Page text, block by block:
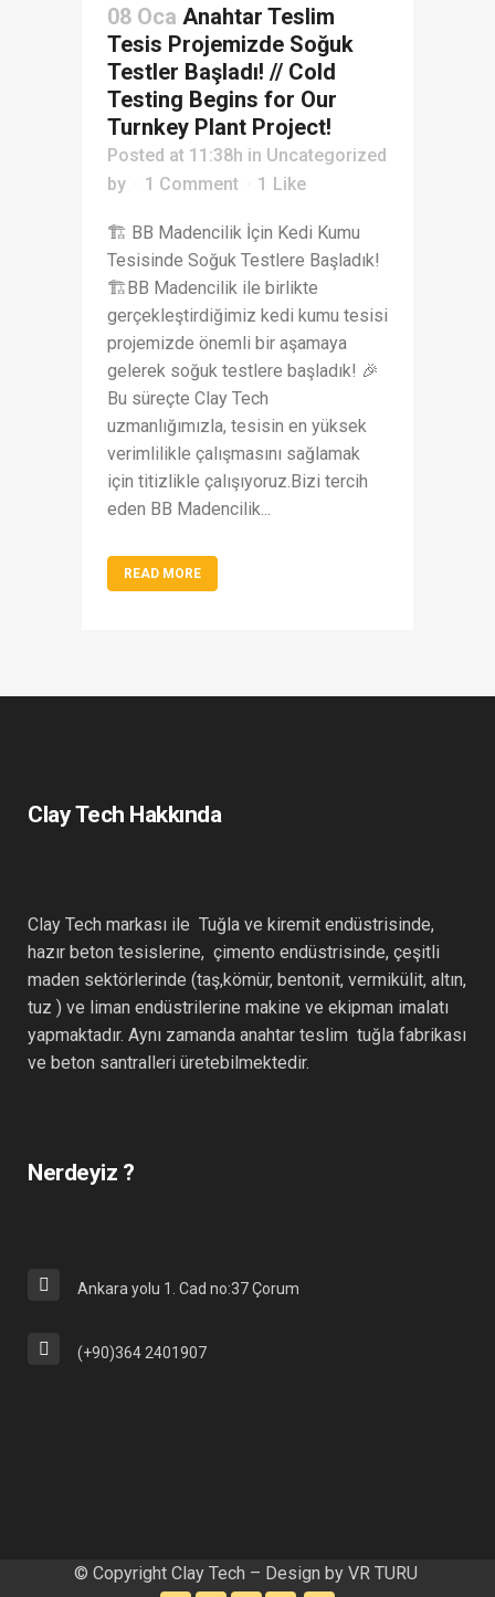
08 Oca Anahtar Teslim
Tesis Projemizde Soğuk
Testler Başladı! // Cold
Testing Begins for Our
Turnkey Plant Project!
Posted at 11:38h in Uncategorized
by
1 Comment 1 Like
🏗️ BB Madencilik İçin Kedi Kumu
Tesisinde Soğuk Testlere Başladık!
🏗️BB Madencilik ile birlikte
gerçekleştirdiğimiz kedi kumu tesisi
projemizde önemli bir aşamaya
gelerek soğuk testlere başladık! 🎉
Bu süreçte Clay Tech
uzmanlığımızla, tesisin en yüksek
verimlilikle çalışmasını sağlamak
için titizlikle çalışıyoruz.Bizi tercih
eden BB Madencilik...
READ MORE
Clay Tech Hakkında
Clay Tech markası ile Tuğla ve kiremit endüstrisinde,
hazır beton tesislerine, çimento endüstrisinde, çeşitli
maden sektörlerinde (taş,kömür, bentonit, vermikülit, altın,
tuz ) ve liman endüstrilerine makine ve ekipman imalatı
yapmaktadır. Aynı zamanda anahtar teslim tuğla fabrikası
ve beton santralleri üretebilmektedir.
Nerdeyiz ?
Ankara yolu 1. Cad no:37 Çorum
(+90)364 2401907
© Copyright Clay Tech – Design by VR TURU